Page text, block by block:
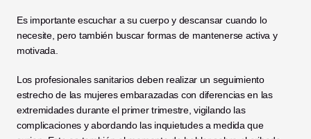
Es importante escuchar a su cuerpo y descansar cuando lo
necesite, pero también buscar formas de mantenerse activa y
motivada.
Los profesionales sanitarios deben realizar un seguimiento
estrecho de las mujeres embarazadas con diferencias en las
extremidades durante el primer trimestre, vigilando las
complicaciones y abordando las inquietudes a medida que